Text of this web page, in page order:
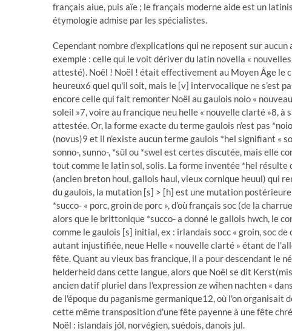
français aiue, puis aïe ; le français moderne aide est un
étymologie admise par les spécialistes.
Cependant nombre d'explications qui ne reposent sur
exemple : celle qui le voit dériver du latin novella «
attesté). Noël ! Noël ! était effectivement au Moyen Âge le
heureux6 quel qu'il soit, mais le [v] intervocalique ne s’est
encore celle qui fait remonter Noël au gaulois noio «
soleil »7, voire au francique neu helle « nouvelle clarté »8,
attestée. Or, la forme exacte du terme gaulois n’est pas
(novus)9 et il n’existe aucun terme gaulois *hel signifiant «
sonno-, sunno-, *sūl ou *swel est certes discutée, mais elle
tout comme le latin sol, solis. La forme inventée *hel
(ancien breton houl, gallois haul, vieux cornique heuul) qui
du gaulois, la mutation [s] > [h] est une mutation
*succo- « porc, groin de porc », d’où français soc (de la
alors que le brittonique *succo- a donné le gallois hwch, le
comme le gaulois [s] initial, ex : irlandais socc « groin, soc
autant injustifiée, neue Helle « nouvelle clarté » étant de
fête. Quant au vieux bas francique, il a pour descendant le
helderheid dans cette langue, alors que Noël se dit
ancien datif pluriel dans l'expression ze wîhen nachten «
de l'époque du paganisme germanique12, où l'on
cette même transposition d'une fête payenne à une fête
Noël : islandais jól, norvégien, suédois, danois jul.